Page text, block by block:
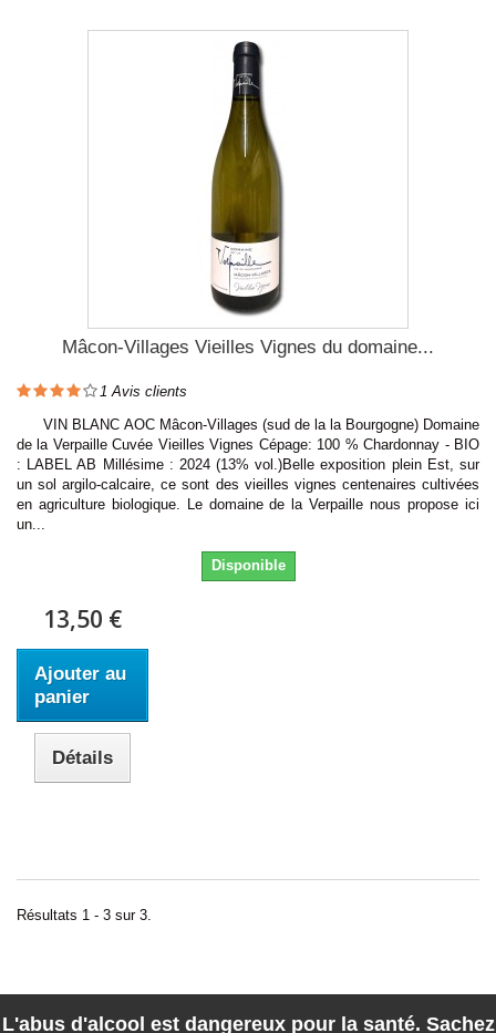
Mâcon-Villages Vieilles Vignes du domaine...
1 Avis clients
VIN BLANC AOC Mâcon-Villages (sud de la la Bourgogne) Domaine
de la Verpaille Cuvée Vieilles Vignes Cépage: 100 % Chardonnay - BIO
: LABEL AB Millésime : 2024 (13% vol.)Belle exposition plein Est, sur
un sol argilo-calcaire, ce sont des vieilles vignes centenaires cultivées
en agriculture biologique. Le domaine de la Verpaille nous propose ici
un...
Disponible
13,50 €
Ajouter au
panier
Détails
Résultats 1 - 3 sur 3.
L'abus d'alcool est dangereux pour la santé. Sachez